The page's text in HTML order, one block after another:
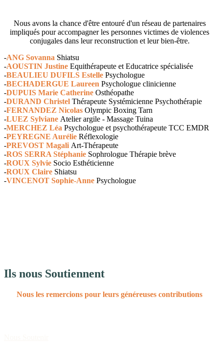
Nous avons la chance d'être entouré d'un réseau de partenaires
impliqués pour accompagner les personnes victimes de violences
conjugales dans leur reconstruction et leur bien-être.
-ANG Sovanna Shiatsu
-AOUSTIN Justine Equithérapeute et Educatrice spécialisée
-BEAULIEU DUFILS Estelle Psychologue
-BECHADERGUE Laureen Psychologue clinicienne
-DUPUIS Marie Catherine Osthéopathe
-DURAND Christel Thérapeute Systémicienne Psychothérapie
-FERNANDEZ Nicolas Olympic Boxing Tarn
-LUEZ Sylviane Atelier argile - Massage Tuina
-MERCHEZ Léa Psychologue et psychothérapeute TCC EMDR
-PEYREGNE Aurélie Réflexologie
-PREVOST Magali Art-Thérapeute
-ROS SERRA Stéphanie Sophrologue Thérapie brève
-ROUX Sylvie Socio Esthéticienne
-ROUX Claire Shiatsu
-VINCENOT Sophie-Anne Psychologue
Ils nous Soutiennent
Nous les remercions pour leurs généreuses contributions